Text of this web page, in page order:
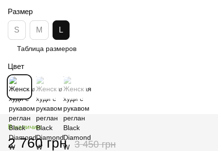
Размер
S M L
Таблица размеров
Цвет
В наличии
2 760 грн 3 450 грн